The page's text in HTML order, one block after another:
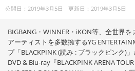
公開日：2019年3月5日 更新日：2019年3月5日
BIGBANG・WINNER・iKON等、全世界
アーティストを多数擁するYG
プ「BLACKPINK (読み : ブラックピンク)
DVD & Blu-ray『BLACKPINK ARENA